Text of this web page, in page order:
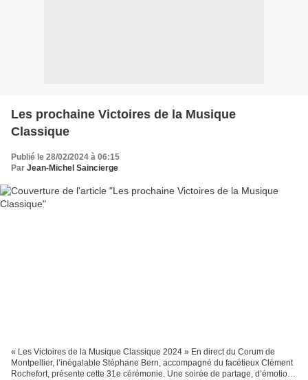
Les prochaine Victoires de la Musique
Classique
Publié le 28/02/2024 à 06:15
Par Jean-Michel Saincierge
« Les Victoires de la Musique Classique 2024 » En direct du Corum de
Montpellier, l’inégalable Stéphane Bern, accompagné du facétieux Clément
Rochefort, présente cette 31e cérémonie. Une soirée de partage, d’émotions